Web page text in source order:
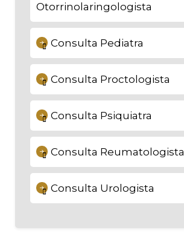
Otorrinolaringologista
Consulta Pediatra
Consulta Proctologista
Consulta Psiquiatra
Consulta Reumatologista
Consulta Urologista